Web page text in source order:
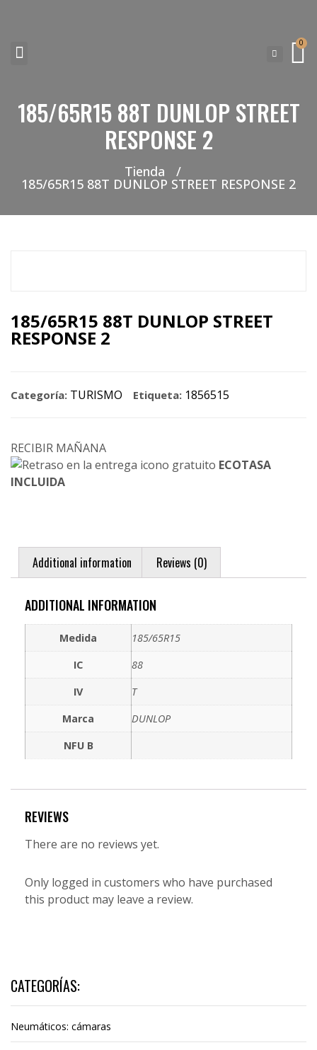
0
185/65R15 88T DUNLOP STREET
RESPONSE 2
Tienda /
185/65R15 88T DUNLOP STREET RESPONSE 2
185/65R15 88T DUNLOP STREET
RESPONSE 2
Categoría: TURISMO Etiqueta: 1856515
RECIBIR MAÑANA
ECOTASA
INCLUIDA
Additional information Reviews (0)
ADDITIONAL INFORMATION
Medida
185/65R15
IC
88
IV
T
Marca
DUNLOP
NFU B
REVIEWS
There are no reviews yet.
Only logged in customers who have purchased
this product may leave a review.
CATEGORÍAS:
Neumáticos: cámaras